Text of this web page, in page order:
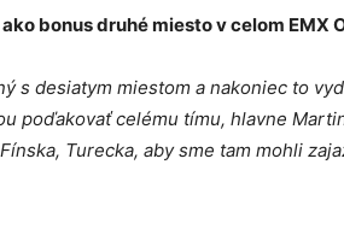
bonus druhé miesto v celom EMX
s desiatym miestom a nakoniec to
poďakovať celému tímu, hlavne
Turecka, aby sme tam mohli